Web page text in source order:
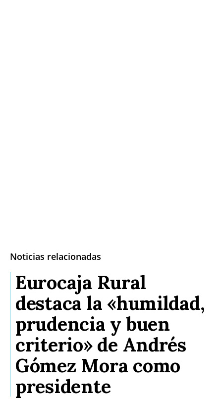
Noticias relacionadas
Eurocaja Rural
destaca la «humildad,
prudencia y buen
criterio» de Andrés
Gómez Mora como
presidente